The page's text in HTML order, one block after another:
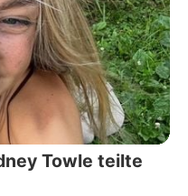
Towle teilte